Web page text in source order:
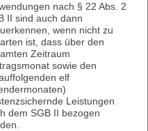
nach § 22 Abs. 2
II sind auch dann
wenn nicht zu
ist, dass über den
Zeitraum
sowie den
elf
Leistungen
dem SGB II bezogen